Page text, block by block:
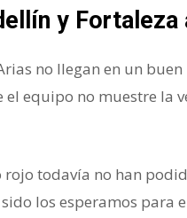
y Fortaleza
no llegan en un
el equipo no muestre la
todavía no han
los esperamos para